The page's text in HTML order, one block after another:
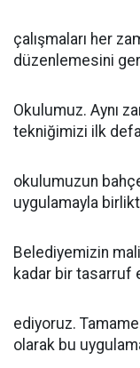
çalışmaları her
düzenlemesini
Okulumuz. Aynı
tekniğimizi ilk
okulumuzun
uygulamayla
Belediyemizin
kadar bir tasarruf
ediyoruz.
olarak bu